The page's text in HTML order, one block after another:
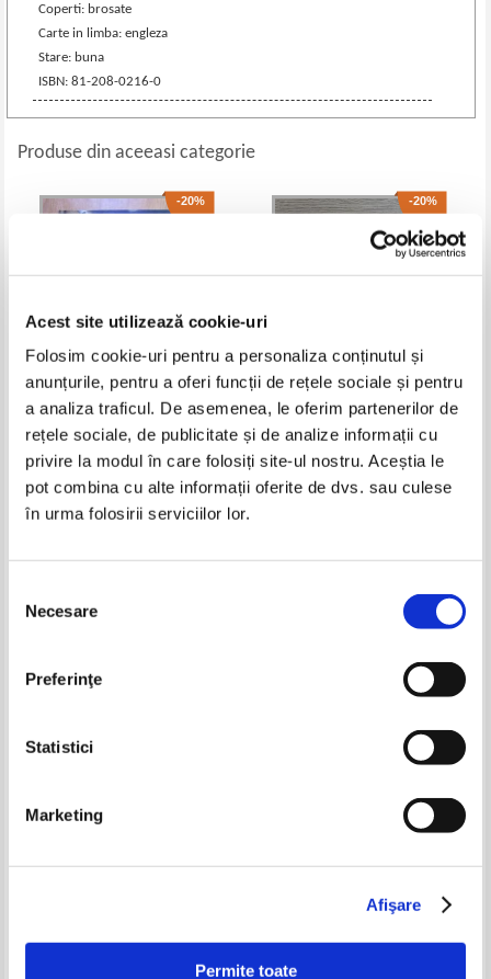
Acest site utilizează cookie-uri
Folosim cookie-uri pentru a personaliza conținutul și
anunțurile, pentru a oferi funcții de rețele sociale și pentru
a analiza traficul. De asemenea, le oferim partenerilor de
rețele sociale, de publicitate și de analize informații cu
privire la modul în care folosiți site-ul nostru. Aceștia le
pot combina cu alte informații oferite de dvs. sau culese
în urma folosirii serviciilor lor.
consimțământului
Necesare
Preferinţe
Statistici
Marketing
Afişare
Permite toate
Coperti: brosate
Carte in limba: engleza
Stare: buna
ISBN: 81-208-0216-0
Produse din aceeasi categorie
-20%
Michel Malherbe - Enciclopedia
religiilor (volumul 1)
-20%
Lillian Too - Cartea mantrelor
Prabhupada - Invataturile
Adaugă în coș
Sri Srimad A. C. Bhaktivedanta
Swami Prabhupada - La
Adaugă în coș